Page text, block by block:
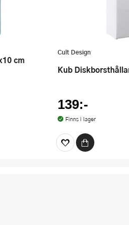
Cult Design
Kub
139:-
Finns i lager